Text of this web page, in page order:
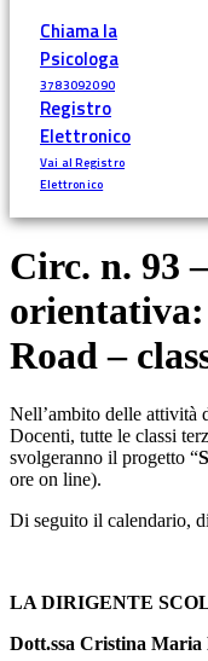
Chiama la
Psicologa
3783092090
Registro
Elettronico
Vai al Registro
Elettronico
Circ. n. 93
Road –
Nell’ambito delle attività
Docenti, tutte le classi
svolgeranno il progetto “
ore on line).
Di seguito il calendario,
LA DIRIGENTE
Dott.ssa Cristina Maria